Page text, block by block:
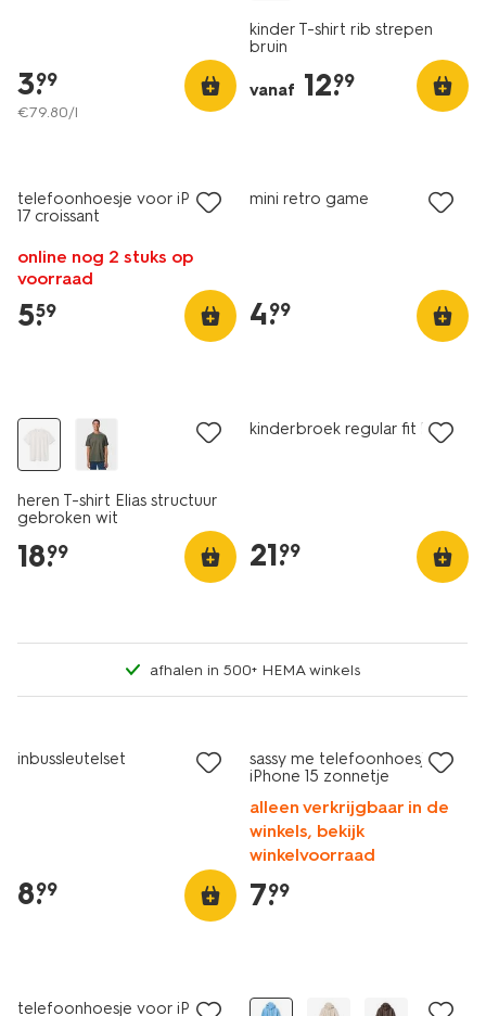
3.
99
€79.80/l
kinder T-shirt rib strepen
bruin
vanaf 12.
99
telefoonhoesje voor iPhone
17 croissant
online nog 2 stuks op
voorraad
5.
59
mini retro game
4.
99
heren T-shirt Elias structuur
gebroken wit
18.
99
kinderbroek regular fit bruin
21.
99
afhalen in 500+ HEMA winkels
inbussleutelset
8.
99
sassy me telefoonhoesje
iPhone 15 zonnetje
alleen verkrijgbaar in de
winkels, bekijk
winkelvoorraad
7.
99
telefoonhoesje voor iPhone